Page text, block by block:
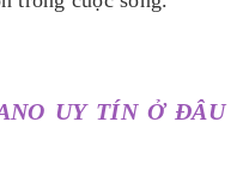
UY TÍN Ở ĐÂU